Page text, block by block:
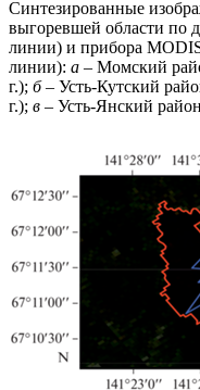
Синтезированные
выгоревшей области по
линии) и прибора
линии): а – Момский
г.); б– Усть-Кутский
г.); в – Усть-Янский